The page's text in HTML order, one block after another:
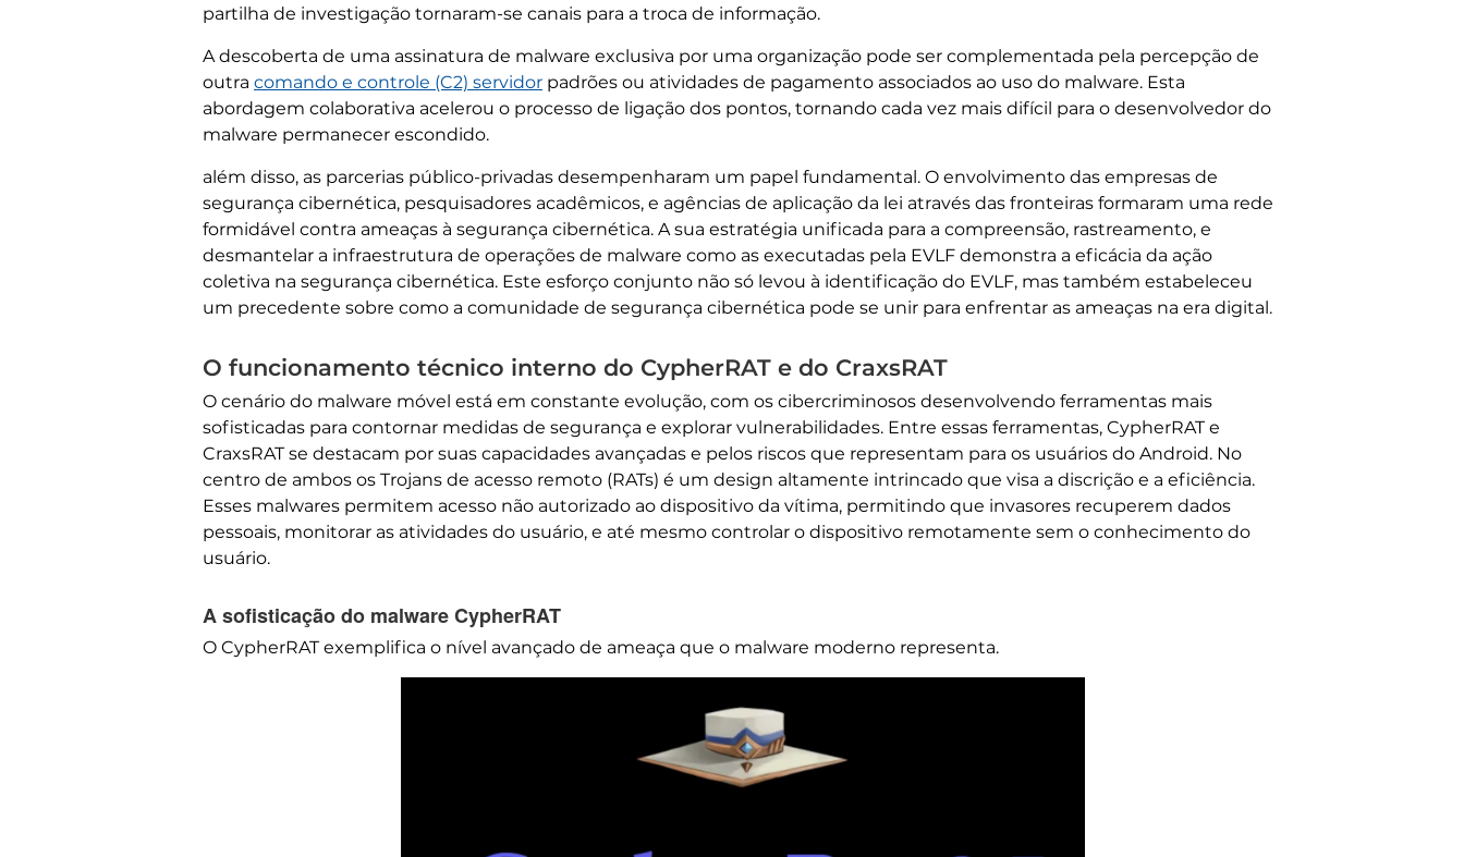
partilha de investigação tornaram-se canais para a troca de informação.
A descoberta de uma assinatura de malware exclusiva por uma organização pode ser complementada pela percepção de
outra comando e controle (C2) servidor padrões ou atividades de pagamento associados ao uso do malware. Esta
abordagem colaborativa acelerou o processo de ligação dos pontos, tornando cada vez mais difícil para o desenvolvedor do
malware permanecer escondido.
além disso, as parcerias público-privadas desempenharam um papel fundamental. O envolvimento das empresas de
segurança cibernética, pesquisadores acadêmicos, e agências de aplicação da lei através das fronteiras formaram uma rede
formidável contra ameaças à segurança cibernética. A sua estratégia unificada para a compreensão, rastreamento, e
desmantelar a infraestrutura de operações de malware como as executadas pela EVLF demonstra a eficácia da ação
coletiva na segurança cibernética. Este esforço conjunto não só levou à identificação do EVLF, mas também estabeleceu
um precedente sobre como a comunidade de segurança cibernética pode se unir para enfrentar as ameaças na era digital.
O funcionamento técnico interno do CypherRAT e do CraxsRAT
O cenário do malware móvel está em constante evolução, com os cibercriminosos desenvolvendo ferramentas mais
sofisticadas para contornar medidas de segurança e explorar vulnerabilidades. Entre essas ferramentas, CypherRAT e
CraxsRAT se destacam por suas capacidades avançadas e pelos riscos que representam para os usuários do Android. No
centro de ambos os Trojans de acesso remoto (RATs) é um design altamente intrincado que visa a discrição e a eficiência.
Esses malwares permitem acesso não autorizado ao dispositivo da vítima, permitindo que invasores recuperem dados
pessoais, monitorar as atividades do usuário, e até mesmo controlar o dispositivo remotamente sem o conhecimento do
usuário.
A sofisticação do malware CypherRAT
O CypherRAT exemplifica o nível avançado de ameaça que o malware moderno representa.